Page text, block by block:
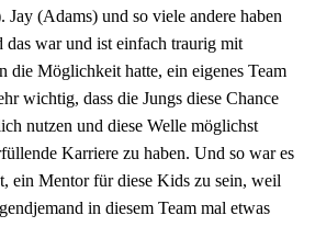
(Adams) und so viele andere haben
das war und ist einfach traurig mit
die Möglichkeit hatte, ein eigenes Team
wichtig, dass die Jungs diese Chance
nutzen und diese Welle möglichst
Karriere zu haben. Und so war es
ein Mentor für diese Kids zu sein, weil
in diesem Team mal etwas